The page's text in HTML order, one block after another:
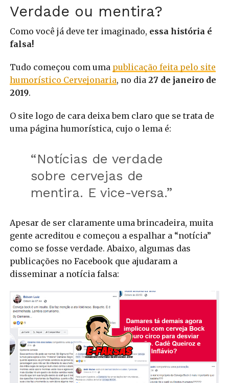
Verdade ou mentira?
Como você já deve ter imaginado, essa história é
falsa!
Tudo começou com uma publicação feita pelo site
humorístico Cervejonaria, no dia 27 de janeiro de
2019.
O site logo de cara deixa bem claro que se trata de
uma página humorística, cujo o lema é:
“Notícias de verdade
sobre cervejas de
mentira. E vice-versa.”
Apesar de ser claramente uma brincadeira, muita
gente acreditou e começou a espalhar a “notícia”
como se fosse verdade. Abaixo, algumas das
publicações no Facebook que ajudaram a
disseminar a notícia falsa: